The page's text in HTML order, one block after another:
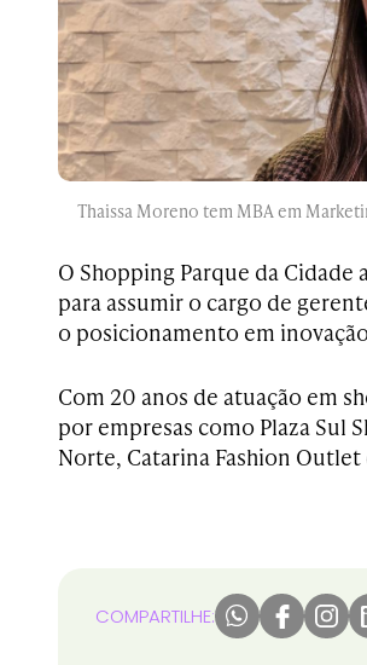
Thaissa Moreno tem MBA em
O Shopping Parque da
para assumir o cargo de
o posicionamento em
Com 20 anos de atuação em
por empresas como Plaza Sul
Norte, Catarina Fashion Outlet
COMPARTILHE: